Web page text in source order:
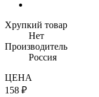
Хрупкий товар
Нет
Производитель
Россия
ЦЕНА
158 ₽